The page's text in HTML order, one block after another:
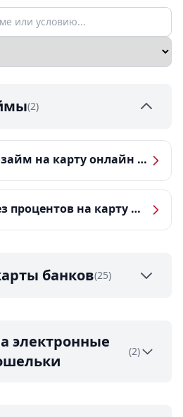
(2)
Срочный микрозайм на карту онлайн — получить деньги за 5 минут
Микрозаймы без процентов на карту — ТОП-10 за 2026 год
банков(25)
электронные
(2)